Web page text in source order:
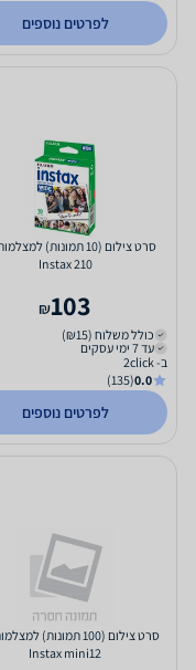
לפרטים נוספים
Instax 210
103
₪
כולל משלוח (₪15)
עד 7 ימי עסקים
ב- 2click
0.0
(135)
לפרטים נוספים
Instax mini12